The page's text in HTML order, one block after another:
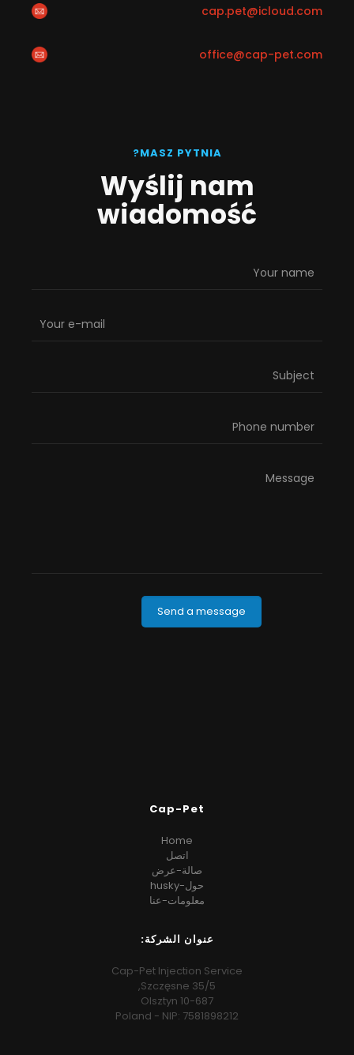
cap.pet@icloud.com
office@cap-pet.com
MASZ PYTNIA?
Wyślij nam
wiadomość
Cap-Pet
Home
اتصل
صالة-عرض
حول-husky
معلومات-عنا
عنوان الشركة:
Cap-Pet Injection Service
Szczęsne 35/5,
10-687 Olsztyn
Poland - NIP: 7581898212